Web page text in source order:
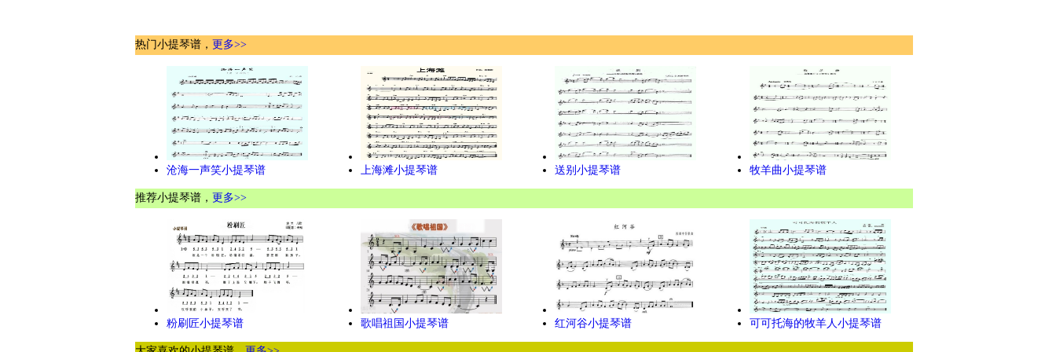
热门小提琴谱， 更多>>
沧海一声笑小提琴谱 上海滩小提琴谱 送别小提琴谱 牧羊曲小提琴谱
推荐小提琴谱， 更多>>
粉刷匠小提琴谱 歌唱祖国小提琴谱 红河谷小提琴谱 可可托海的牧羊人小提琴谱